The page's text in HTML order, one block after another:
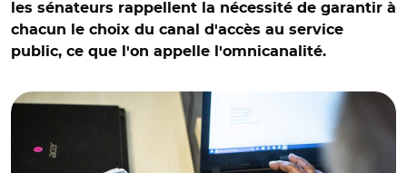
les sénateurs rappellent la nécessité de garantir à
chacun le choix du canal d'accès au service
public, ce que l'on appelle l'omnicanalité.